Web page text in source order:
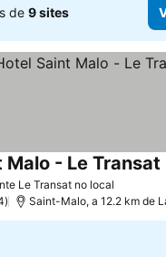
de 9 sites
Le Transat no local
- Le Transat
Saint-Malo, a 12.2 km de